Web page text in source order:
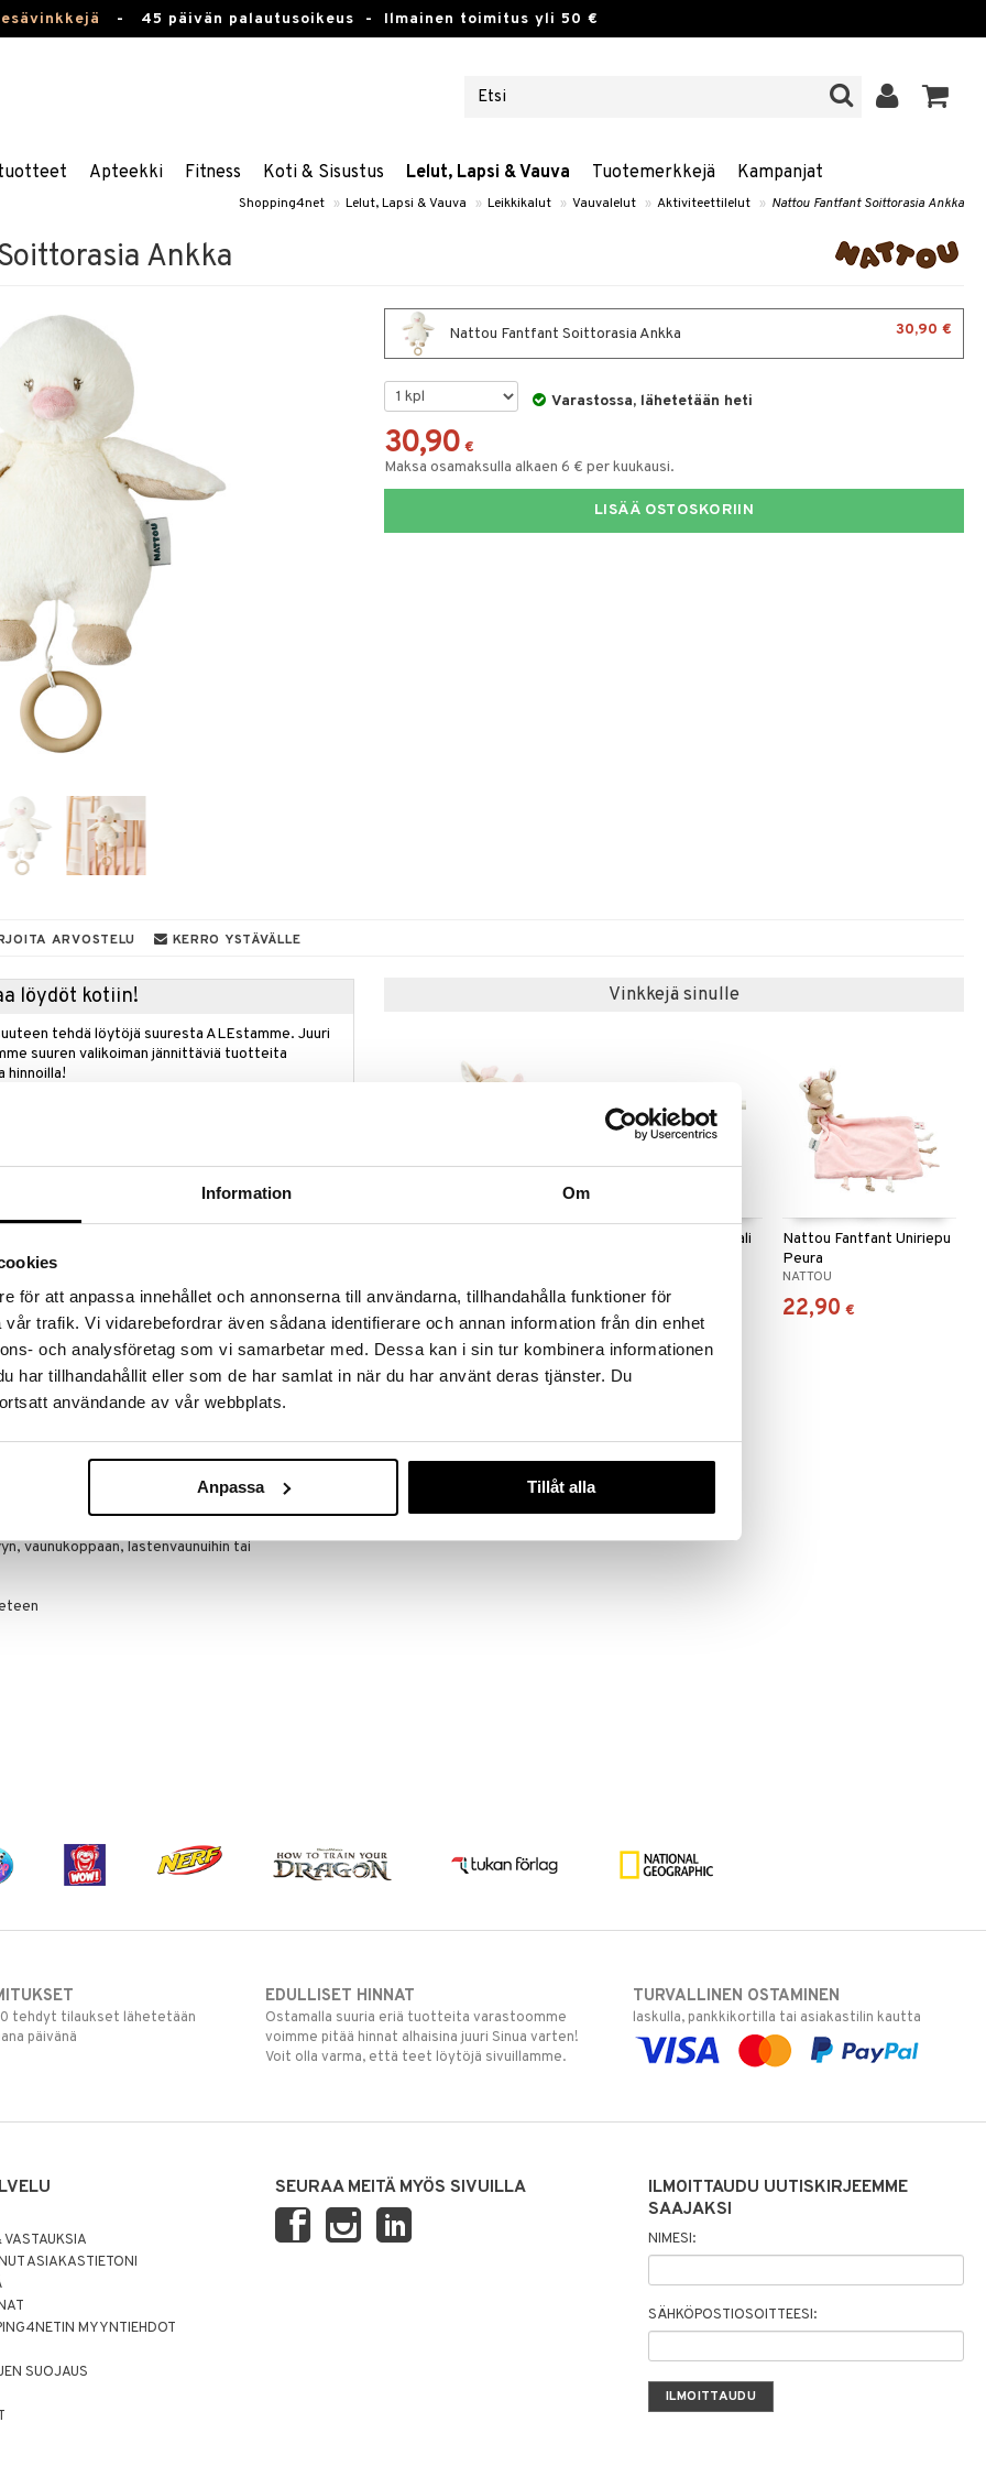
Information Om
för att anpassa innehållet och annonserna till användarna, tillhandahålla funktioner för
trafik. Vi vidarebefordrar även sådana identifierare och annan information från din enhet
och analysföretag som vi samarbetar med. Dessa kan i sin tur kombinera informationen
har tillhandahållit eller som de har samlat in när du har använt deras tjänster. Du
användande av vår webbplats.
Anpassa Tillåt alla
- 45 päivän palautusoikeus - Ilmainen toimitus yli 50 €
Apteekki Fitness Koti & Sisustus Lelut, Lapsi & Vauva Tuotemerkkejä Kampanjat
Shopping4net » Lelut, Lapsi & Vauva » Leikkikalut » Vauvalelut » Aktiviteettilelut » Nattou Fantfant Soittorasia Ankka
Ankka
Nattou Fantfant Soittorasia Ankka 30,90 €
Varastossa, lähetetään heti
30,90 €
Maksa osamaksulla alkaen 6 € per kuukausi.
LISÄÄ OSTOSKORIIN
ARVOSTELU KERRO YSTÄVÄLLE
löydöt kotiin!
tehdä löytöjä suuresta ALEstamme. Juuri
suuren valikoiman jännittäviä tuotteita
hinnoilla!
renkaasta, niin sisäänrakennettu soittorasia
joka rauhoittaa ja lohduttaa pientäsi. Pehmeä
nauhaa tekevät musiikkiplyysin kiinnittämisestä
helppoa. Täydellinen vauvalahja, joka
ja hauskuuden.
iholle
vaunukoppaan, lastenvaunuihin tai
Vinkkejä sinulle
32,90 €
Nattou Fantfant Spiraali
27,90
Nattou Fantfant Uniriepu
Peura
NATTOU
22,90 €
tehdyt tilaukset lähetetään
päivänä
EDULLISET HINNAT
Ostamalla suuria eriä tuotteita varastoomme
voimme pitää hinnat alhaisina juuri Sinua varten!
Voit olla varma, että teet löytöjä sivuillamme.
TURVALLINEN OSTAMINEN
laskulla, pankkikortilla tai asiakastilin kautta
ASIAKASTIETONI
MYYNTIEHDOT
SUOJAUS
SEURAA MEITÄ MYÖS SIVUILLA
ILMOITTAUDU UUTISKIRJEEMME
SAAJAKSI
NIMESI:
SÄHKÖPOSTIOSOITTEESI: